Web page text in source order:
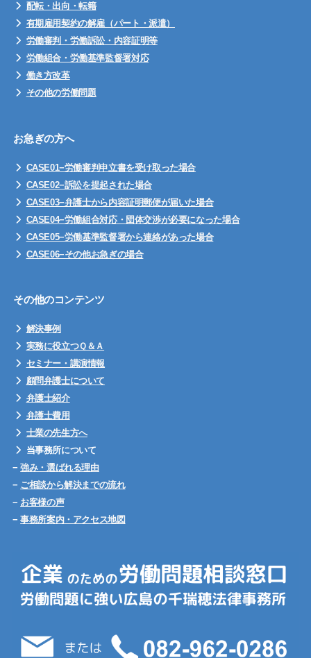
配転・出向・転籍
有期雇用契約の解雇（パート・派遣）
労働審判・労働訴訟・内容証明等
労働組合・労働基準監督署対応
働き方改革
その他の労働問題
お急ぎの方へ
CASE01−労働審判申立書を受け取った場合
CASE02−訴訟を提起された場合
CASE03−弁護士から内容証明郵便が届いた場合
CASE04−労働組合対応・団体交渉が必要になった場合
CASE05−労働基準監督署から連絡があった場合
CASE06−その他お急ぎの場合
その他のコンテンツ
解決事例
実務に役立つＱ＆Ａ
セミナー・講演情報
顧問弁護士について
弁護士紹介
弁護士費用
士業の先生方へ
当事務所について
−強み・選ばれる理由
− ご相談から解決までの流れ
− お客様の声
−事務所案内・アクセス地図